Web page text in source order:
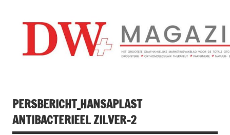
inhoud
PERSBERICHT_HANSAPLAST
ANTIBACTERIEEL ZILVER-2